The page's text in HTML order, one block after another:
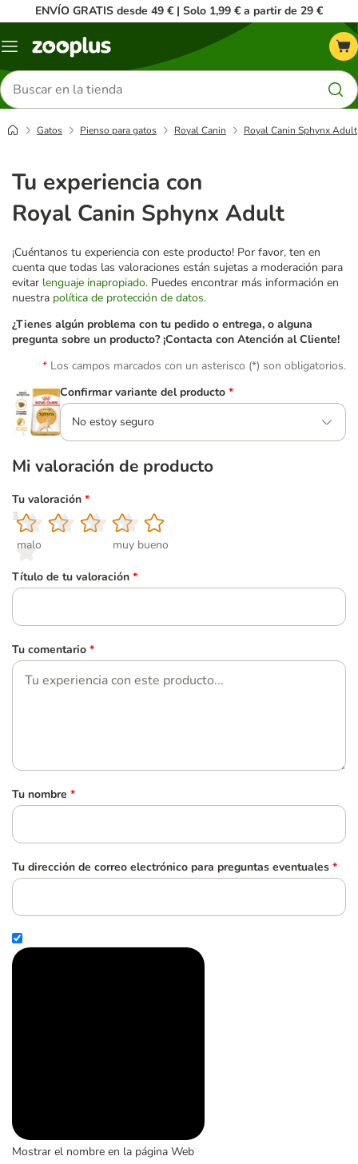
ENVÍO GRATIS desde 49 € | Solo 1,99 € a partir de 29 €
Menú
Buscar
productos
Gatos Pienso para gatos Royal Canin Royal Canin Sphynx Adult
Tu experiencia con
Royal Canin Sphynx Adult
¡Cuéntanos tu experiencia con este producto! Por favor, ten en
cuenta que todas las valoraciones están sujetas a moderación para
evitar lenguaje inapropiado. Puedes encontrar más información en
nuestra política de protección de datos.
¿Tienes algún problema con tu pedido o entrega, o alguna
pregunta sobre un producto? ¡Contacta con Atención al Cliente!
Los campos marcados con un asterisco (*) son obligatorios.
Confirmar variante del producto *
No estoy seguro
Mi valoración de producto
Tu valoración *
1
malo
2
3
4
5
muy bueno
Título de tu valoración *
Tu comentario *
Tu nombre *
Tu dirección de correo electrónico para preguntas eventuales *
Mostrar el nombre en la página Web